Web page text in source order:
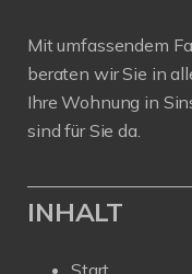
Mit umfassendem
beraten wir Sie in
Ihre Wohnung in
sind für Sie da.
INHALT
Start